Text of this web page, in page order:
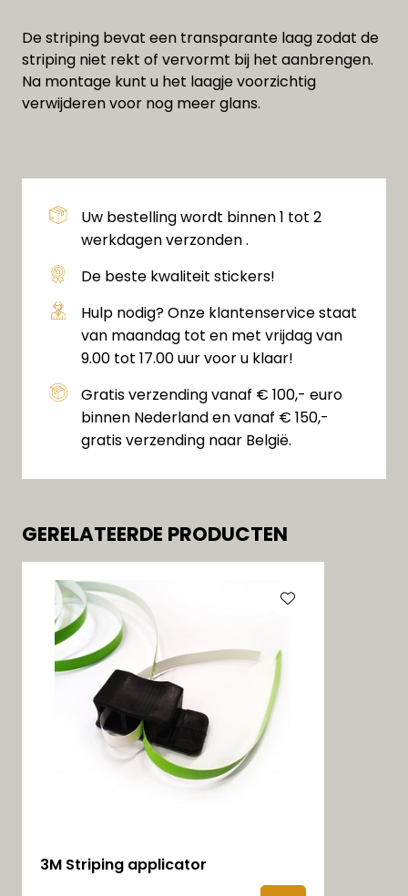
De striping bevat een transparante laag zodat de
striping niet rekt of vervormt bij het aanbrengen.
Na montage kunt u het laagje voorzichtig
verwijderen voor nog meer glans.
Uw bestelling wordt binnen 1 tot 2
werkdagen verzonden .
De beste kwaliteit stickers!
Hulp nodig? Onze klantenservice staat
van maandag tot en met vrijdag van
9.00 tot 17.00 uur voor u klaar!
Gratis verzending vanaf € 100,- euro
binnen Nederland en vanaf € 150,-
gratis verzending naar België.
GERELATEERDE PRODUCTEN
3M Striping applicator